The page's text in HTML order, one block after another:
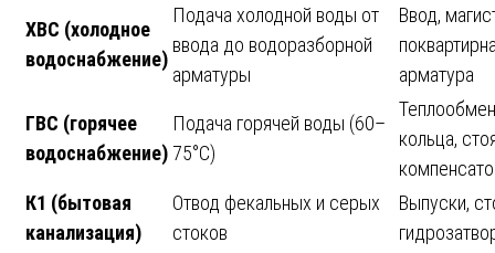
ХВС (холодное
водоснабжение)
Подача холодной воды от
ввода до водоразборной
арматуры
Ввод,
арматура
ГВС (горячее
водоснабжение)
Подача горячей воды (60–
75°C)
кольца,
К1 (бытовая
канализация)
Отвод фекальных и серых
стоков
Выпуски,